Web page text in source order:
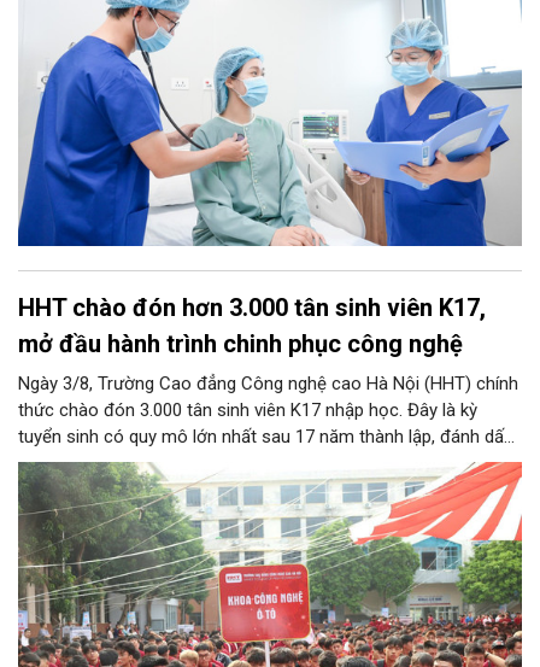
HHT chào đón hơn 3.000 tân sinh viên K17,
mở đầu hành trình chinh phục công nghệ
Ngày 3/8, Trường Cao đẳng Công nghệ cao Hà Nội (HHT) chính
thức chào đón 3.000 tân sinh viên K17 nhập học. Đây là kỳ
tuyển sinh có quy mô lớn nhất sau 17 năm thành lập, đánh dấu
bước chuyển mình quan trọng của nhà trường.